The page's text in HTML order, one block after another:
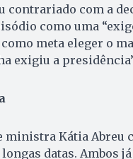
contrariado com a
como uma
meta eleger o
exigiu a
ministra Kátia Abreu
longas datas. Ambos